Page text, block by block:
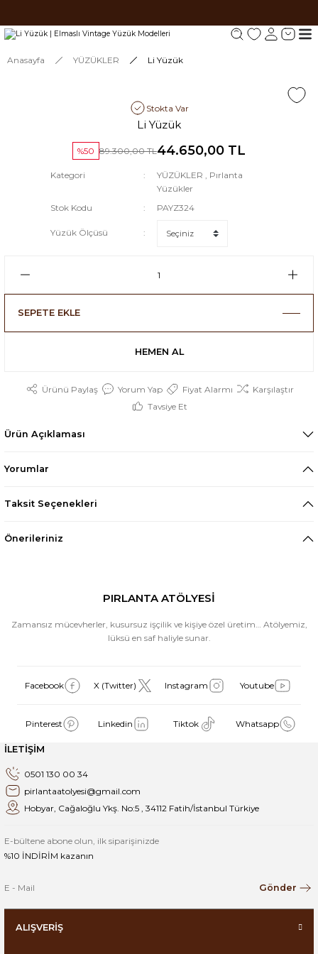
Tüm siparişlerde 1000 TL ve üzeri ücretsiz kargo. #3
Anasayfa YÜZÜKLER Li Yüzük
Stokta Var
Li Yüzük
%50 89.300,00 TL44.650,00 TL
Kategori YÜZÜKLER , Pırlanta
Yüzükler
Stok Kodu
PAYZ324
Yüzük Ölçüsü
SEPETE EKLE
HEMEN AL
Ürünü Paylaş Yorum Yap Fiyat Alarmı
Karşılaştır
Tavsiye Et
Ürün Açıklaması
Yorumlar
Taksit Seçenekleri
Önerileriniz
PIRLANTA ATÖLYESİ
Zamansız mücevherler, kusursuz işçilik ve kişiye özel üretim… Atölyemiz,
lüksü en saf haliyle sunar.
Facebook X (Twitter) Instagram Youtube
Pinterest Linkedin Tiktok Whatsapp
İLETİŞİM
0501 130 00 34
pirlantaatolyesi@gmail.com
Hobyar, Cağaloğlu Ykş. No:5 , 34112 Fatih/İstanbul Türkiye
E-bültene abone olun, ilk siparişinizde
%10 İNDİRİM kazanın
Gönder
ALIŞVERİŞ